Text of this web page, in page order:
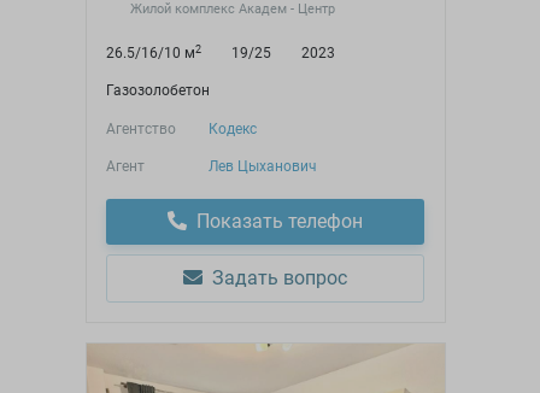
Жилой комплекс Академ - Центр
26.5/16/10 м2 19/25 2023
Газозолобетон
Агентство Кодекс
Агент Лев Цыханович
Показать телефон
Задать вопрос